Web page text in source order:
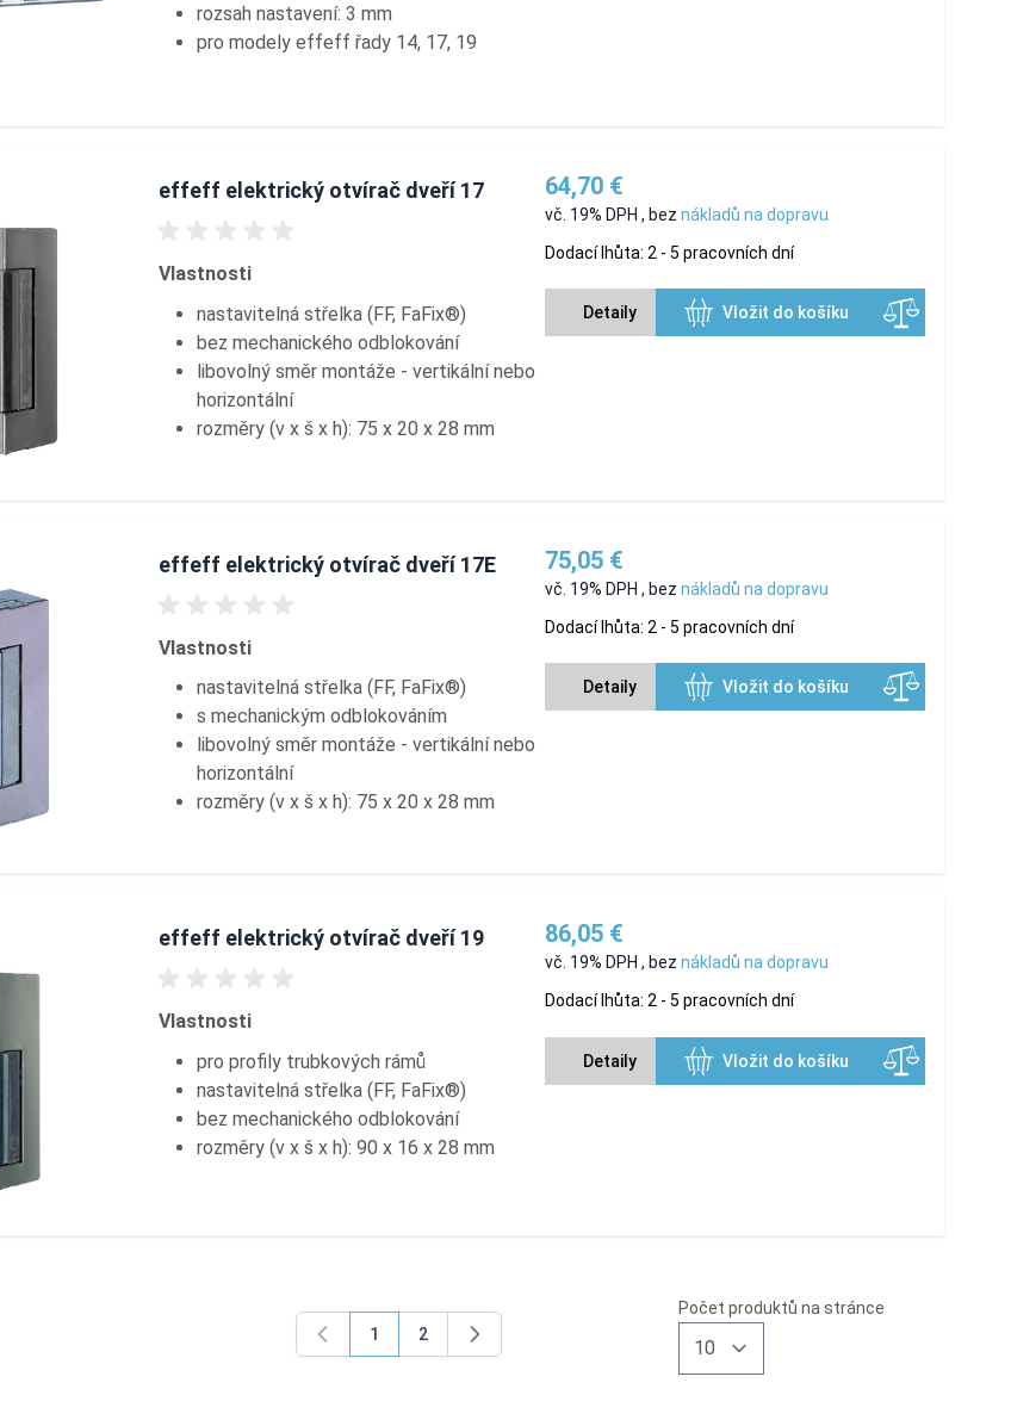
rozsah nastavení: 3 mm
pro modely effeff řady 14, 17, 19
effeff elektrický otvírač dveří 17
Vlastnosti
nastavitelná střelka (FF, FaFix®)
bez mechanického odblokování
libovolný směr montáže - vertikální nebo
horizontální
rozměry (v x š x h): 75 x 20 x 28 mm
64,70 €
vč. 19% DPH , bez nákladů na dopravu
Dodací lhůta: 2 - 5 pracovních dní
Detaily Vložit do košíku
effeff elektrický otvírač dveří 17E
Vlastnosti
nastavitelná střelka (FF, FaFix®)
s mechanickým odblokováním
libovolný směr montáže - vertikální nebo
horizontální
rozměry (v x š x h): 75 x 20 x 28 mm
75,05 €
vč. 19% DPH , bez nákladů na dopravu
Dodací lhůta: 2 - 5 pracovních dní
Detaily Vložit do košíku
effeff elektrický otvírač dveří 19
Vlastnosti
pro profily trubkových rámů
nastavitelná střelka (FF, FaFix®)
bez mechanického odblokování
rozměry (v x š x h): 90 x 16 x 28 mm
86,05 €
vč. 19% DPH , bez nákladů na dopravu
Dodací lhůta: 2 - 5 pracovních dní
Detaily Vložit do košíku
You're currently reading page
1
Page
2
Počet produktů na stránce